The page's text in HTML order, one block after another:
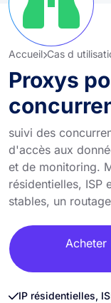
Accueil Cas d
Proxys
suivi des
d'accès aux
et de monitoring.
résidentielles, ISP
stables, un
Acheter
IP résidentielles,